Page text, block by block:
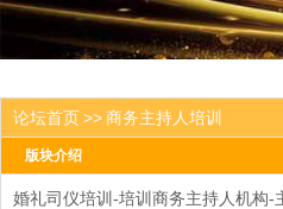
论坛首页>>商务主持人培训
版块介绍
婚礼司仪培训-培训商务主持人机构